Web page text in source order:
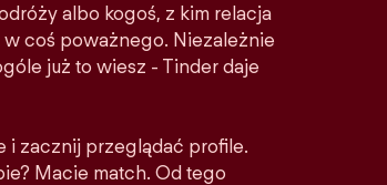
albo kogoś, z kim relacja
coś poważnego. Niezależnie
już to wiesz - Tinder daje
i zacznij przeglądać profile.
Macie match. Od tego